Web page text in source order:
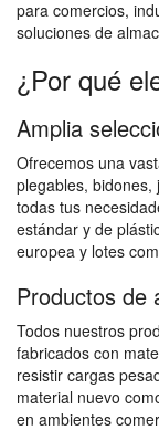
para comercios,
soluciones de
¿Por qué
Amplia
Ofrecemos una
plegables,
todas tus
estándar y de
europea y lotes
Productos de
Todos nuestros
fabricados con
resistir cargas
material nuevo
en ambientes